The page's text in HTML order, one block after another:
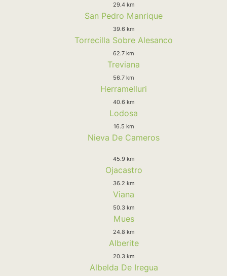
29.4 km
San Pedro Manrique
39.6 km
Torrecilla Sobre Alesanco
62.7 km
Treviana
56.7 km
Herramelluri
40.6 km
Lodosa
16.5 km
Nieva De Cameros
45.9 km
Ojacastro
36.2 km
Viana
50.3 km
Mues
24.8 km
Alberite
20.3 km
Albelda De Iregua